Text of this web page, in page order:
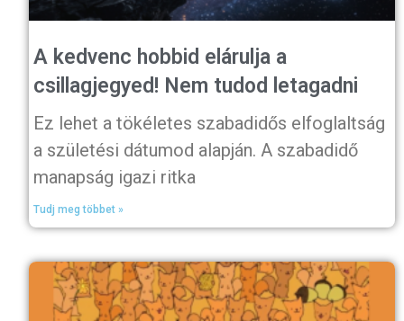
A kedvenc hobbid elárulja a
csillagjegyed! Nem tudod letagadni
Ez lehet a tökéletes szabadidős elfoglaltság
a születési dátumod alapján. A szabadidő
manapság igazi ritka
Tudj meg többet »